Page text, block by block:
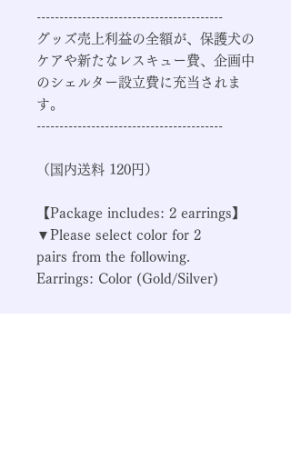
-----------------------------------------
グッズ売上利益の全額が、保護犬の
ケアや新たなレスキュー費、企画中
のシェルター設立費に充当されま
す。
-----------------------------------------
（国内送料 120円）
【Package includes: 2 earrings】
▼Please select color for 2
pairs from the following.
Earrings: Color (Gold/Silver)